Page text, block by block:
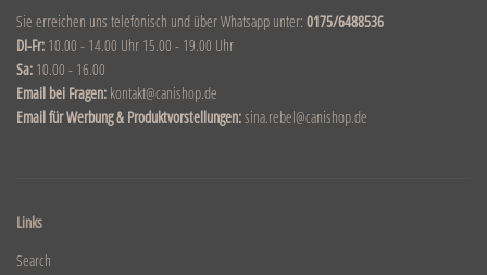
Sie erreichen uns telefonisch und über Whatsapp unter: 0175/6488536
DI-Fr: 10.00 - 14.00 Uhr 15.00 - 19.00 Uhr
Sa: 10.00 - 16.00
Email bei Fragen: kontakt@canishop.de
Email für Werbung & Produktvorstellungen:sina.rebel@canishop.de
Links
Search